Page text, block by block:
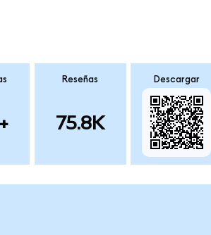
Reseñas
75.8K
Descargar